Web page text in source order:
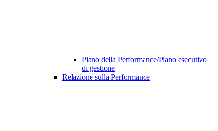
Piano della Performance/Piano esecutivo
di gestione
Relazione sulla Performance